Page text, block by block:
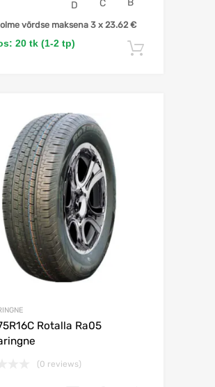
D C
võrdse maksena 3 x 23.62 €
20 tk (1-2 tp)
Rotalla Ra05
(0 reviews)